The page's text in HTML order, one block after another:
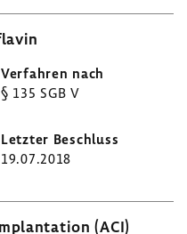
§ 135 SGB V
19.07.2018
(ACI)